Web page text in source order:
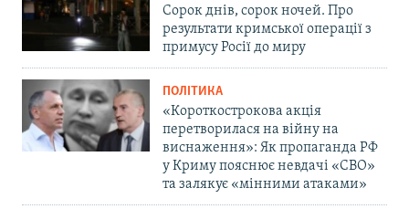
Сорок днів, сорок ночей. Про
результати кримської операції з
примусу Росії до миру
ПОЛІТИКА
«Короткострокова акція
перетворилася на війну на
виснаження»: Як пропаганда РФ
у Криму пояснює невдачі «СВО»
та залякує «мінними атаками»